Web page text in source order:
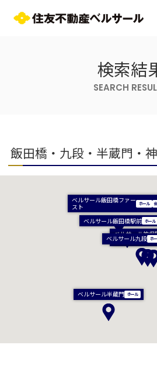
検索結
SEARCH
飯田橋・九段・半蔵門・
ベルサール半蔵門
ベルサール飯田橋駅前
ベルサール飯田橋ファー
スト
ベルサール神保
クス
ベルサール神
ベルサール九段